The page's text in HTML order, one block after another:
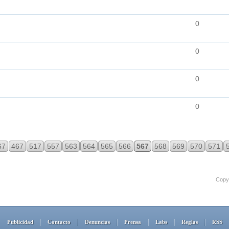
0
0
0
0
467 517 557 563 564 565 566 567 568 569 570 571
Publicidad Contacto Denuncias Prensa Labs Reglas RSS